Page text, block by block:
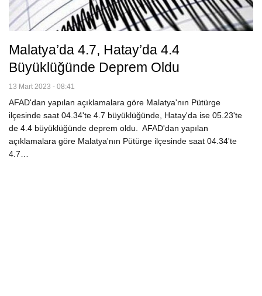
Malatya’da 4.7, Hatay’da 4.4
Büyüklüğünde Deprem Oldu
13 Mart 2023 - 08:41
AFAD'dan yapılan açıklamalara göre Malatya'nın Pütürge
ilçesinde saat 04.34'te 4.7 büyüklüğünde, Hatay'da ise 05.23'te
de 4.4 büyüklüğünde deprem oldu. AFAD'dan yapılan
açıklamalara göre Malatya'nın Pütürge ilçesinde saat 04.34'te
4.7…